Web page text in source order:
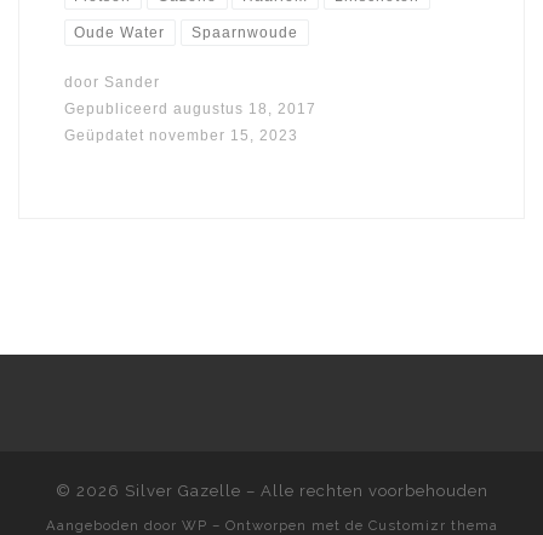
Oude Water Spaarnwoude
door Sander
Gepubliceerd augustus 18, 2017
Geüpdatet november 15, 2023
© 2026 Silver Gazelle – Alle rechten voorbehouden
Aangeboden door WP – Ontworpen met de Customizr thema